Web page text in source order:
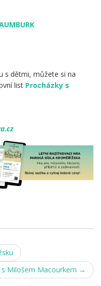
s dětmi, můžete si na
list Procházky s
s Milošem Macourkem →